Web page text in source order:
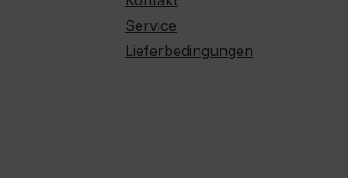
Service
Lieferbedingungen